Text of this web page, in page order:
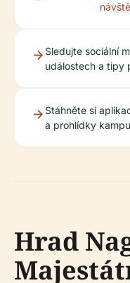
Sledujte sociální
událostech a tipy
Stáhněte si
a prohlídky
Hrad